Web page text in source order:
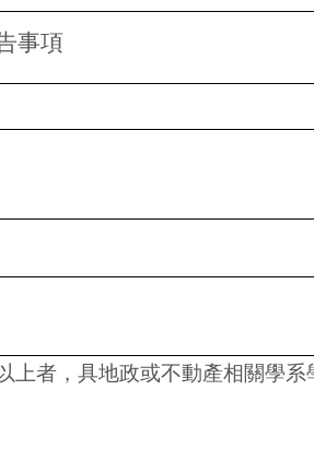
事項
上者，具地政或不動產相關學系